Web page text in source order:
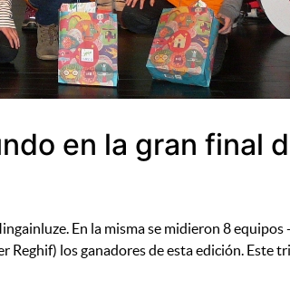
en la gran final
En la misma se midieron 8
los ganadores de esta edición. Este